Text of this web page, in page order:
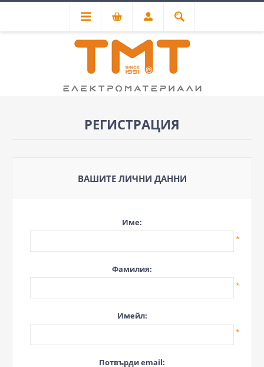
РЕГИСТРАЦИЯ
ВАШИТЕ ЛИЧНИ ДАННИ
Име:
*
Фамилия:
*
Имейл:
*
Потвърди email: